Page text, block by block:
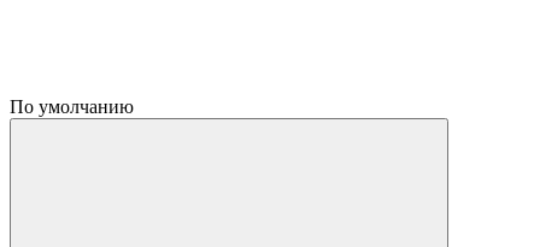
По умолчанию